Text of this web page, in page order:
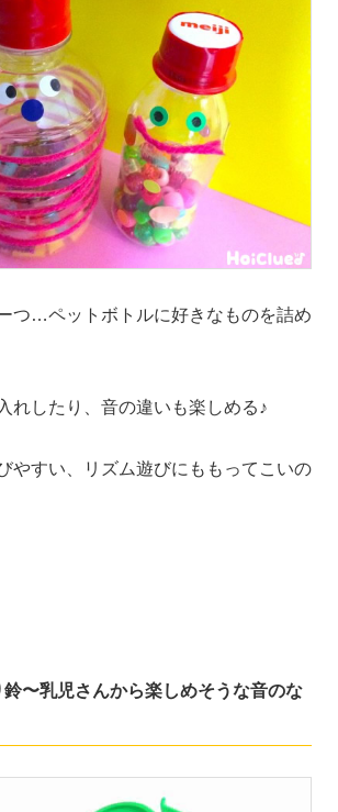
つ…ペットボトルに好きなものを詰め
れしたり、音の違いも楽しめる♪
やすい、リズム遊びにももってこいの
鈴〜乳児さんから楽しめそうな音のな